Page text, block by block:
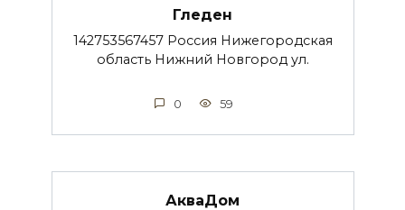
Гледен
142753567457 Россия Нижегородская
область Нижний Новгород ул.
0 59
АкваДом